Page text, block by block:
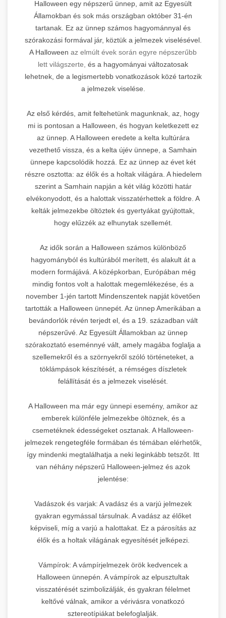
Halloween egy népszerű ünnep, amit az Egyesült
Államokban és sok más országban október 31-én
tartanak. Ez az ünnep számos hagyománnyal és
szórakozási formával jár, köztük a jelmezek viselésével.
A Halloween az elmúlt évek során egyre népszerűbb
lett világszerte, és a hagyományai változatosak
lehetnek, de a legismertebb vonatkozások közé tartozik
a jelmezek viselése.
Az első kérdés, amit feltehetünk magunknak, az, hogy
mi is pontosan a Halloween, és hogyan keletkezett ez
az ünnep. A Halloween eredete a kelta kultúrára
vezethető vissza, és a kelta újév ünnepe, a Samhain
ünnepe kapcsolódik hozzá. Ez az ünnep az évet két
részre osztotta: az élők és a holtak világára. A hiedelem
szerint a Samhain napján a két világ közötti határ
elvékonyodott, és a halottak visszatérhettek a földre. A
kelták jelmezekbe öltöztek és gyertyákat gyújtottak,
hogy elűzzék az elhunytak szellemét.
Az idők során a Halloween számos különböző
hagyományból és kultúrából merített, és alakult át a
modern formájává. A középkorban, Európában még
mindig fontos volt a halottak megemlékezése, és a
november 1-jén tartott Mindenszentek napját követően
tartották a Halloween ünnepét. Az ünnep Amerikában a
bevándorlók révén terjedt el, és a 19. században vált
népszerűvé. Az Egyesült Államokban az ünnep
szórakoztató eseménnyé vált, amely magába foglalja a
szellemekről és a szörnyekről szóló történeteket, a
töklámpások készítését, a rémséges díszletek
felállítását és a jelmezek viselését.
A Halloween ma már egy ünnepi esemény, amikor az
emberek különféle jelmezekbe öltöznek, és a
csemetéknek édességeket osztanak. A Halloween-
jelmezek rengetegféle formában és témában elérhetők,
így mindenki megtalálhatja a neki leginkább tetszőt. Itt
van néhány népszerű Halloween-jelmez és azok
jelentése:
Vadászok és varjak: A vadász és a varjú jelmezek
gyakran egymással társulnak. A vadász az élőket
képviseli, míg a varjú a halottakat. Ez a párosítás az
élők és a holtak világának egyesítését jelképezi.
Vámpírok: A vámpírjelmezek örök kedvencek a
Halloween ünnepén. A vámpírok az elpusztultak
visszatérését szimbolizálják, és gyakran félelmet
keltővé válnak, amikor a vérivásra vonatkozó
sztereotípiákat belefoglalják.